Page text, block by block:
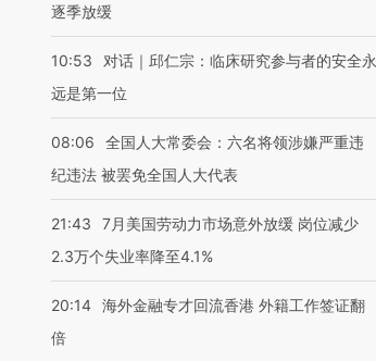
逐季放缓
10:53
对话｜邱仁宗：临床研究参与者的安全永
远是第一位
08:06
全国人大常委会：六名将领涉嫌严重违
纪违法 被罢免全国人大代表
21:43
7月美国劳动力市场意外放缓 岗位减少
2.3万个失业率降至4.1%
20:14 海外金融专才回流香港 外籍工作签证翻
倍